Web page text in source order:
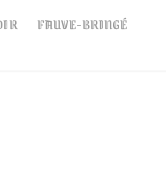
FAUVE-BRINGÉ